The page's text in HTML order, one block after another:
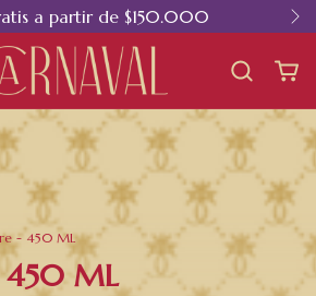
a partir de $150.000
- 450 ML
450 ML